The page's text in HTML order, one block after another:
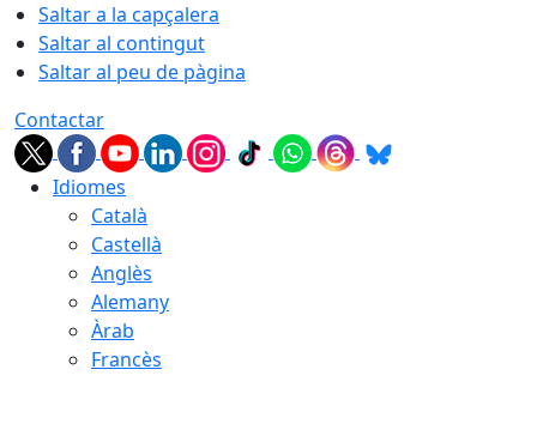
Saltar a la capçalera
Saltar al contingut
Saltar al peu de pàgina
Contactar
Idiomes
Català
Castellà
Anglès
Alemany
Àrab
Francès